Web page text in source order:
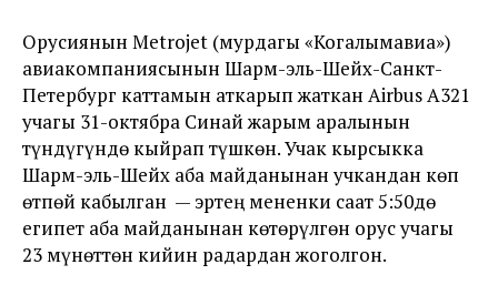
Орусиянын Metrojet (мурдагы «Когалымавиа»)
авиакомпаниясынын Шарм-эль-Шейх-Санкт-
Петербург каттамын аткарып жаткан Airbus А321
учагы 31-октябра Синай жарым аралынын
түндүгүндө кыйрап түшкөн. Учак кырсыкка
Шарм-эль-Шейх аба майданынан учкандан көп
өтпөй кабылган — эртең мененки саат 5:50дө
египет аба майданынан көтөрүлгөн орус учагы
23 мүнөттөн кийин радардан жоголгон.